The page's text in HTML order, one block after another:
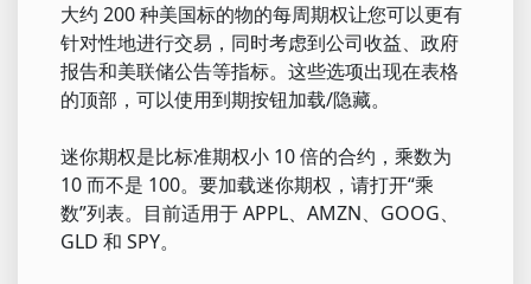
大约 200 种美国标的物的每周期权让您可以更有
针对性地进行交易，同时考虑到公司收益、政府
报告和美联储公告等指标。这些选项出现在表格
的顶部，可以使用到期按钮加载/隐藏。
迷你期权是比标准期权小 10 倍的合约，乘数为
10 而不是 100。要加载迷你期权，请打开“乘
数”列表。目前适用于 APPL、AMZN、GOOG、
GLD 和 SPY。